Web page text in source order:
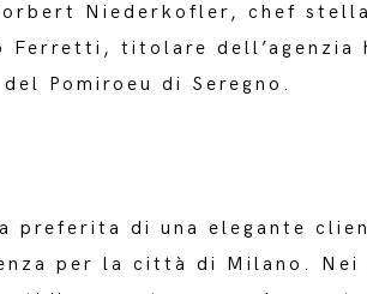
Niederkofler, chef
Ferretti, titolare dell’agenzia
Pomiroeu di Seregno.
preferita di una elegante
per la città di Milano.